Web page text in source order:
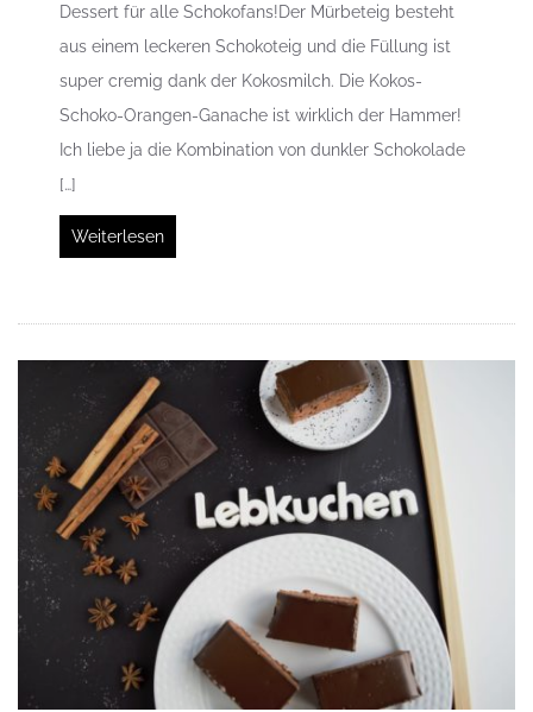
Dessert für alle Schokofans!Der Mürbeteig besteht
aus einem leckeren Schokoteig und die Füllung ist
super cremig dank der Kokosmilch. Die Kokos-
Schoko-Orangen-Ganache ist wirklich der Hammer!
Ich liebe ja die Kombination von dunkler Schokolade
[…]
Weiterlesen